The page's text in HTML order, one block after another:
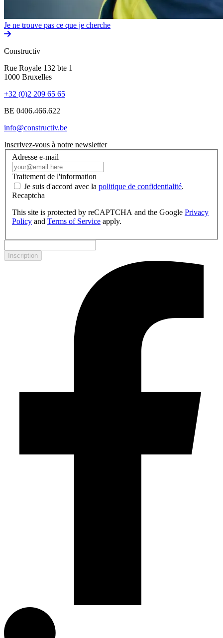
Je ne trouve pas ce que je cherche
Constructiv
Rue Royale 132 bte 1
1000 Bruxelles
+32 (0)2 209 65 65
BE 0406.466.622
info@constructiv.be
Inscrivez-vous à notre newsletter
Adresse e-mail
Traitement de l'information
Je suis d'accord avec la politique de confidentialité.
Recaptcha
This site is protected by reCAPTCHA and the Google Privacy
Policy and Terms of Service apply.
Inscription